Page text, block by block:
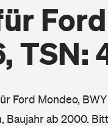
TSN:
Ford Mondeo,
ab 2000.